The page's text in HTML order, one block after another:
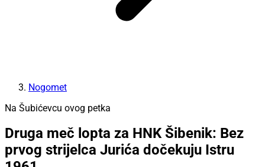
Nogomet
Na Šubićevcu ovog petka
Druga meč lopta za HNK Šibenik: Bez
prvog strijelca Jurića dočekuju Istru